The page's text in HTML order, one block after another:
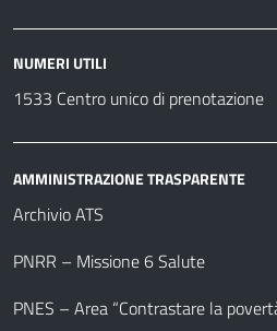
NUMERI UTILI
1533 Centro unico di prenotazione
AMMINISTRAZIONE TRASPARENTE
Archivio ATS
PNRR – Missione 6 Salute
PNES – Area “Contrastare la